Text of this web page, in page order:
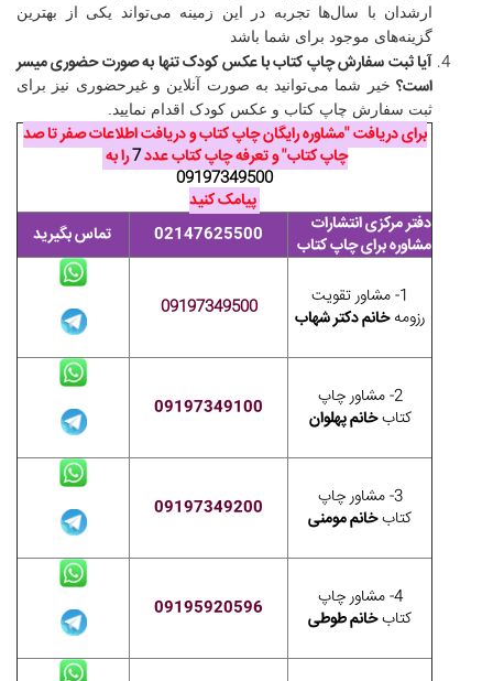
ارشدان با سال‌ها تجربه در این زمینه می‌تواند یکی از بهترین
گزینه‌های موجود برای شما باشد
آیا ثبت سفارش چاپ کتاب با عکس کودک تنها به صورت حضوری میسر
است؟ خیر شما می‌توانید به صورت آنلاین و غیرحضوری نیز برای
ثبت سفارش چاپ کتاب و عکس کودک اقدام نمایید.​
برای دریافت "مشاوره رایگان چاپ کتاب و دریافت اطلاعات صفر تا صد
چاپ کتاب" و تعرفه چاپ کتاب عدد7را به
09197349500
پیامک کنید
دفتر مرکزی انتشارات
مشاوره برای چاپ کتاب
02147625500 تماس بگیرید
1- مشاور تقویت
رزومهخانم دکتر شهاب 09197349500
2- مشاور چاپ
کتابخانم پهلوان 09197349100
3- مشاور چاپ
کتابخانم مومنی 09197349200
4- مشاور چاپ
کتابخانم طوطی 09195920596